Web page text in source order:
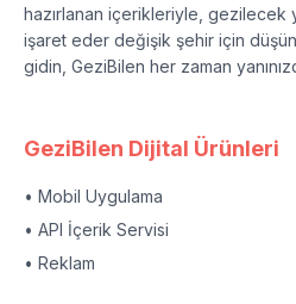
hazırlanan içerikleriyle, gezilecek
işaret eder değişik şehir için
gidin, GeziBilen her zaman
GeziBilen Dijital Ürünleri
• Mobil Uygulama
• API İçerik Servisi
• Reklam